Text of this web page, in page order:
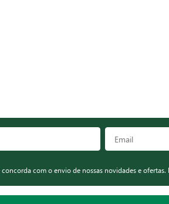
com o envio de nossas novidades e ofertas.